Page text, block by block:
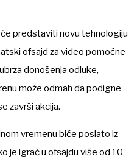
predstaviti novu tehnologiju
ofsajd za video pomoćne
donošenja odluke,
može odmah da podigne
završi akcija.
vremenu biće poslato iz
je igrač u ofsajdu više od 10